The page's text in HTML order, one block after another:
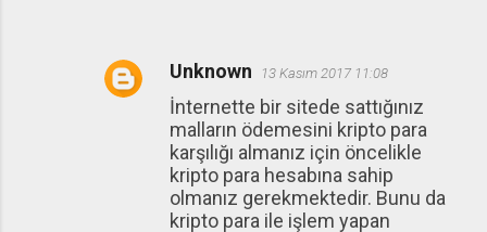
Unknown 13 Kasım 2017 11:08
İnternette bir sitede sattığınız
malların ödemesini kripto para
karşılığı almanız için öncelikle
kripto para hesabına sahip
olmanız gerekmektedir. Bunu da
kripto para ile işlem yapan